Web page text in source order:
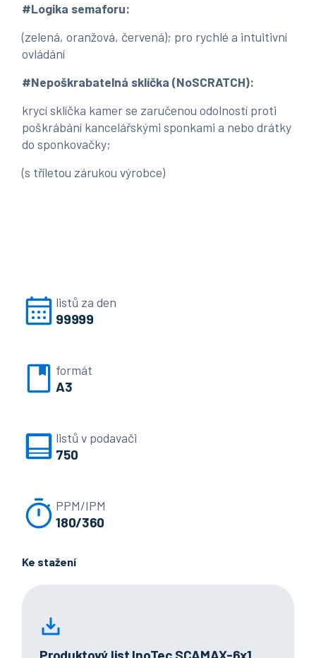
listů za den
99999
formát
A3
listů v podavači
750
PPM/IPM
180/360
Ke stažení
#Logika semaforu:
(zelená, oranžová, červená); pro rychlé a intuitivní
ovládání
#Nepoškrabatelná sklíčka (NoSCRATCH):
krycí sklíčka kamer se zaručenou odolností proti
poškrábání kancelářskými sponkami a nebo drátky
do sponkovačky;
(s tříletou zárukou výrobce)